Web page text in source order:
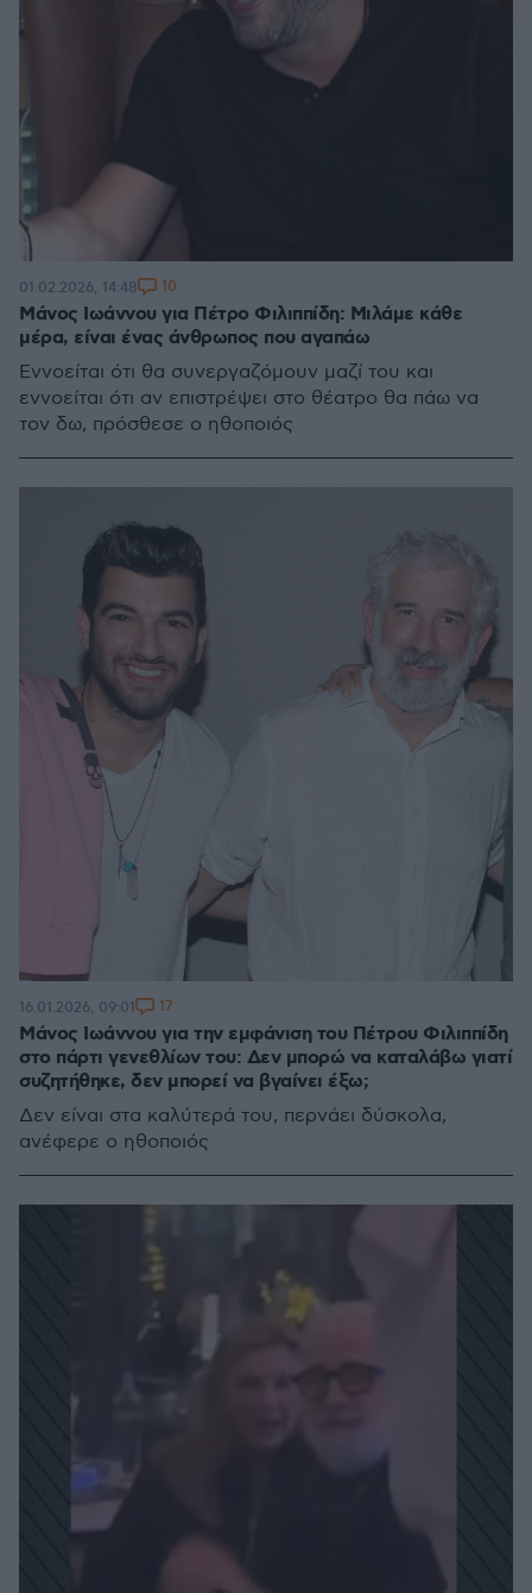
Μάνος Ιωάννου για Πέτρο Φιλιππίδη: Μιλάμε κάθε
μέρα, είναι ένας άνθρωπος που αγαπάω
Εννοείται ότι θα συνεργαζόμουν μαζί του και
εννοείται ότι αν επιστρέψει στο θέατρο θα πάω να
τον δω, πρόσθεσε ο ηθοποιός
01.02.2026, 14:48 10
Μάνος Ιωάννου για την εμφάνιση του Πέτρου Φιλιππίδη
στο πάρτι γενεθλίων του: Δεν μπορώ να καταλάβω γιατί
συζητήθηκε, δεν μπορεί να βγαίνει έξω;
Δεν είναι στα καλύτερά του, περνάει δύσκολα,
ανέφερε ο ηθοποιός
16.01.2026, 09:01 17